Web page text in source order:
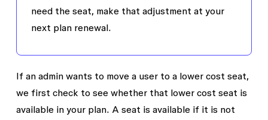
need the seat, make that adjustment at your
next plan renewal.
If an admin wants to move a user to a lower cost seat,
we first check to see whether that lower cost seat is
available in your plan. A seat is available if it is not